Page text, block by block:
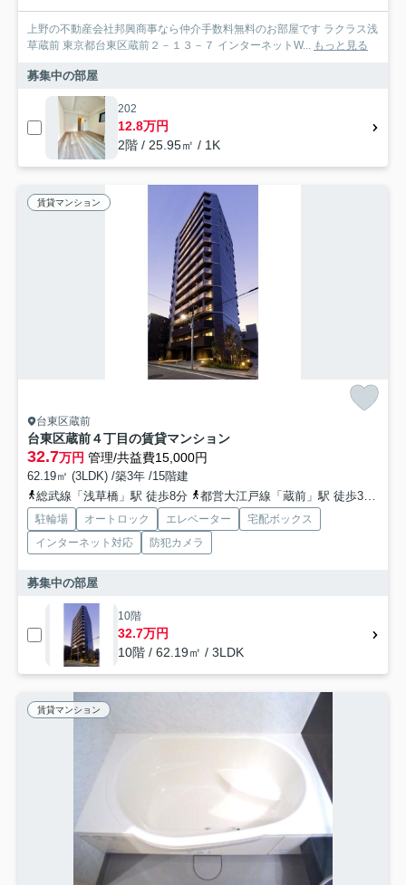
上野の不動産会社邦興商事なら仲介手数料無料のお部屋です ラクラス浅
草蔵前 東京都台東区蔵前２－１３－７ インターネットW... もっと見る
募集中の部屋
202
12.8万円
2階 / 25.95㎡ / 1K
賃貸マンション
台東区蔵前
台東区蔵前４丁目の賃貸マンション
32.7万円 管理/共益費15,000円
62.19㎡ (3LDK) /築3年 /15階建
総武線「浅草橋」駅 徒歩8分
都営大江戸線「蔵前」駅 徒歩3分
駐輪場 オートロック エレベーター
宅配ボックス
インターネット対応
防犯カメラ
募集中の部屋
10階
32.7万円
10階 / 62.19㎡ / 3LDK
賃貸マンション